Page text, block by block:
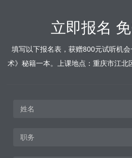
立即报名
填写以下报名表，获赠800元试听机
术》秘籍一本。上课地点：重庆市江